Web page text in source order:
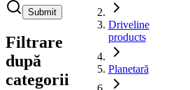
Submit
Filtrare
după
categorii
Driveline
products
Planetară